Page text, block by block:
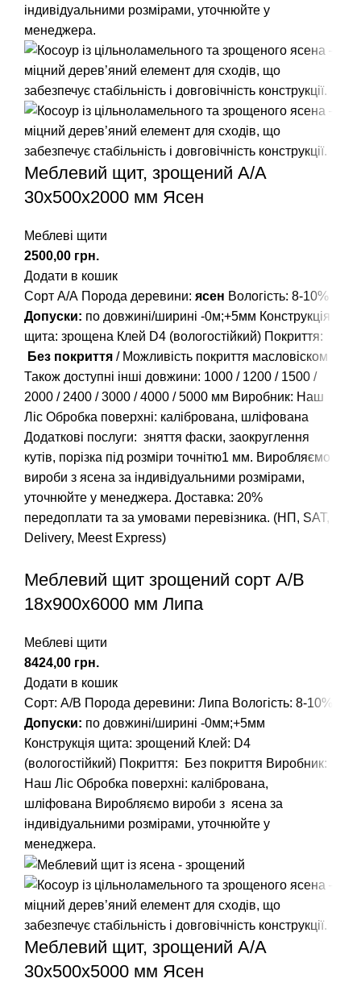
індивідуальними розмірами, уточнюйте у
менеджера.
Меблевий щит, зрощений A/А
30х500х2000 мм Ясен
Меблеві щити
грн.
Додати в кошик
Сорт А/А Порода деревини: ясен Вологість: 8-10%
Допуски: по довжині/ширині -0м;+5мм Конструкція
щита: зрощена Клей D4 (вологостійкий) Покриття:
Без покриття / Можливість покриття масловіском
Також доступні інші довжини: 1000 / 1200 / 1500 /
2000 / 2400 /3000 /4000 /5000 мм Виробник: Наш
Ліс Обробка поверхні: калібрована, шліфована
Додаткові послуги: зняття фаски, заокруглення
кутів, порізка під розміри точнітю1 мм. Виробляємо
вироби з ясена за індивідуальними розмірами,
уточнюйте у менеджера. Доставка: 20%
передоплати та за умовами перевізника. (НП, SAT,
Delivery, Meest Express)
Меблевий щит зрощений сорт А/В
18х900х6000 мм Липа
Меблеві щити
грн.
Додати в кошик
Сорт: А/В Порода деревини: Липа Вологість: 8-10%
Допуски: по довжині/ширині -0мм;+5мм
Конструкція щита: зрощений Клей: D4
(вологостійкий) Покриття: Без покриття Виробник:
Наш Ліс Обробка поверхні: калібрована,
шліфована Виробляємо вироби з ясена за
індивідуальними розмірами, уточнюйте у
менеджера.
Меблевий щит, зрощений A/А
30х500х5000 мм Ясен